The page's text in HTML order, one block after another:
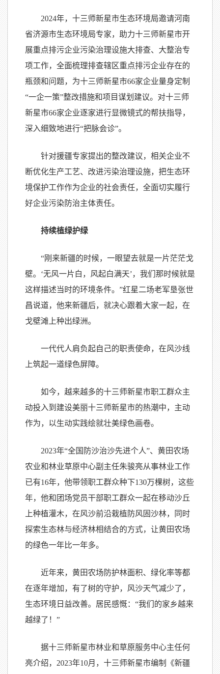
2024年，十三师新星市生态环境局邀请河南
省济源市生态环境局专家，助力十三师新星市开
展重点排污企业污染治理设施大排查、大整治专
项工作，全面梳理排查辖区重点排污企业存在的
瓶颈和问题，为十三师新星市66家企业量身定制
“一企一策”整改措施和项目谋划建议。对十三师
新星市66家企业逐家进行显微镜式的帮扶指导，
深入细致地进行“把脉会诊”。
针对援疆专家提出的整改建议，相关企业不
断优化生产工艺、改进污染治理设施，把生态环
境保护工作作为企业的社会责任，全面切实履行
好企业污染防治主体责任。
持续植绿护绿
“刚来新疆的时候，一眼望去就是一片茫茫戈
壁。‘无风一片白，风起白满天’，我们那时候就是
这样描述当时的环境条件。”红星二场老军垦张世
昌说道，他来新疆后，就决心跟着大家一起，在
戈壁滩上种出绿洲。
一代代人肩负起自己的职责使命，在风沙线
上筑起一道绿色屏障。
如今，越来越多的十三师新星市职工群众主
动投入到建设美丽十三师新星市的热潮中，主动
作为，以生动实践绘就壮美绿色画卷。
2023年“全国防沙治沙先进个人”、黄田农场
农业和林业草原中心副主任朱骏亮从事林业工作
已有16年，他带领职工群众种下130万棵树，这些
年，他和团场党员干部职工群众一起在移动沙丘
上种植灌木，在风沙前沿栽植防风固沙林，同时
探索生态林与经济林相结合的方式，让黄田农场
的绿色一年比一年多。
近年来，黄田农场防护林面积、绿化率等都
在逐年增加，有了树的守护，风沙天气减少了，
生态环境日益改善。居民感慨：“我们的家乡越来
越绿了！”
据十三师新星市林业和草原服务中心主任何
亮介绍，2023年10月，十三师新星市编制《新疆